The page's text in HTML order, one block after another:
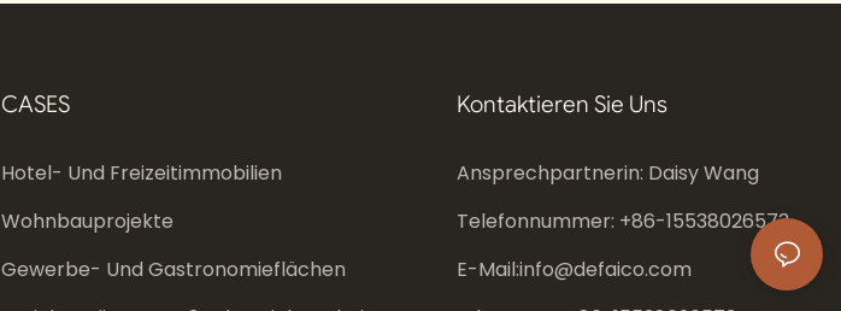
CASES
Hotel- Und Freizeitimmobilien
Wohnbauprojekte
Gewerbe- Und Gastronomieflächen
Kontaktieren Sie Uns
Ansprechpartnerin: Daisy Wang
Telefonnummer: +86-15538026573
E-Mail:info@defaico.com